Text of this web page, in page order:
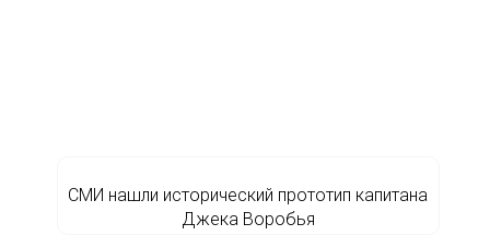
СМИ нашли исторический прототип капитана
Джека Воробья